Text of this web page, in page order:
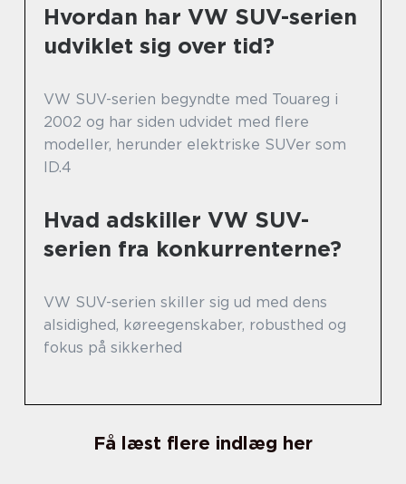
Hvordan har VW SUV-serien
udviklet sig over tid?
VW SUV-serien begyndte med Touareg i
2002 og har siden udvidet med flere
modeller, herunder elektriske SUVer som
ID.4
Hvad adskiller VW SUV-
serien fra konkurrenterne?
VW SUV-serien skiller sig ud med dens
alsidighed, køreegenskaber, robusthed og
fokus på sikkerhed
Få læst flere indlæg her